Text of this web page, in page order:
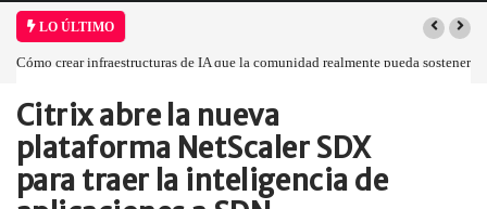
LO ÚLTIMO
infraestructuras de IA que la comunidad realmente pueda sostenerLas tarjetas
Home Empresa Citrix abre la…
Citrix abre la nueva
plataforma NetScaler SDX
para traer la inteligencia de